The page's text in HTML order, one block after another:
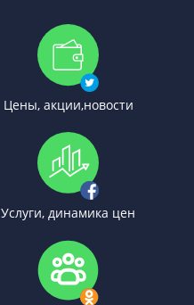
Цены, акции,новости
Услуги, динамика цен